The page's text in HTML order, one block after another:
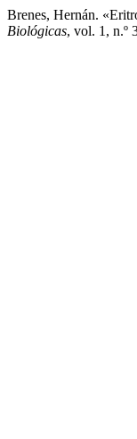
Brenes, Hernán.
Biológicas, vol. 1, n.º